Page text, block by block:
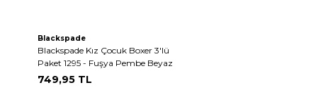
Blackspade
Blackspade Kız Çocuk Boxer 3'lü
Paket 1295 - Fuşya Pembe Beyaz
749,95TL